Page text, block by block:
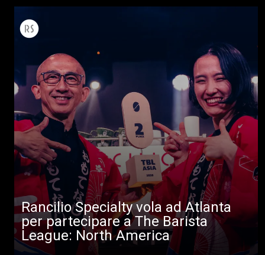
Rancilio Specialty vola ad Atlanta
per partecipare a The Barista
League: North America